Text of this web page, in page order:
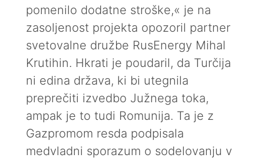
pomenilo dodatne stroške,« je na
zasoljenost projekta opozoril partner
svetovalne družbe RusEnergy Mihal
Krutihin. Hkrati je poudaril, da Turčija
ni edina država, ki bi utegnila
preprečiti izvedbo Južnega toka,
ampak je to tudi Romunija. Ta je z
Gazpromom resda podpisala
medvladni sporazum o sodelovanju v